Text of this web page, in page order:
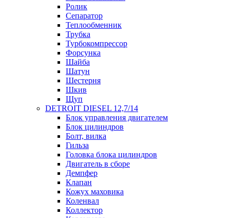
Ролик
Сепаратор
Теплообменник
Трубка
Турбокомпрессор
Форсунка
Шайба
Шатун
Шестерня
Шкив
Щуп
DETROIT DIESEL 12,7/14
Блок управления двигателем
Блок цилиндров
Болт, вилка
Гильза
Головка блока цилиндров
Двигатель в сборе
Демпфер
Клапан
Кожух маховика
Коленвал
Коллектор